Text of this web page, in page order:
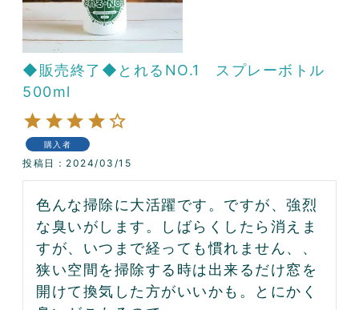
◆販売終了◆とれるNO.1 スプレーボトル
500ml
購入者
投稿日 2024/03/15
色んな掃除に大活躍です。ですが、強烈
な臭いがします。しばらくしたら消えま
すが、いつまで経っても慣れません、、
狭い空間を掃除する時は出来るだけ窓を
開けて換気した方がいいかも。とにかく